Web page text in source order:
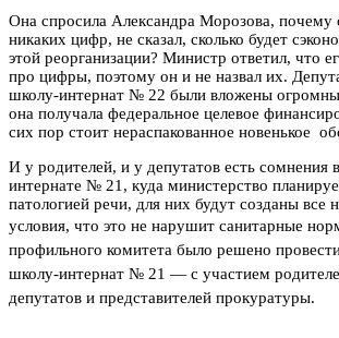
Она спросила Александра Морозова, почему
никаких цифр, не сказал, сколько будет
этой реорганизации? Министр ответил, что
про цифры, поэтому он и не назвал их.
школу-интернат № 22 были вложены
она получала федеральное целевое
сих пор стоит нераспакованное новенькое
И у родителей, и у депутатов есть сомнения
интернате № 21, куда министерство
патологией речи, для них будут созданы все
условия, что это не нарушит санитарные
профильного комитета было решено
школу-интернат № 21 — с участием
депутатов и представителей прокуратуры.